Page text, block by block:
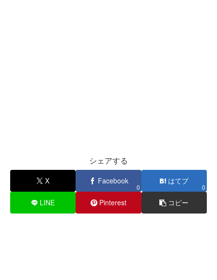
シェアする
X Facebook
0
はてブ
0
LINE Pinterest コピー